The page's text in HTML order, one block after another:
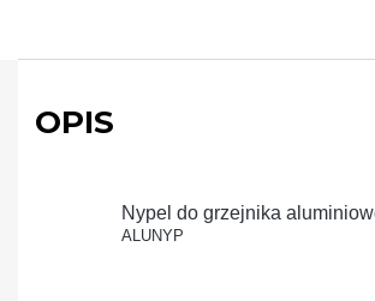
OPIS
Nypel do grzejnika
ALUNYP